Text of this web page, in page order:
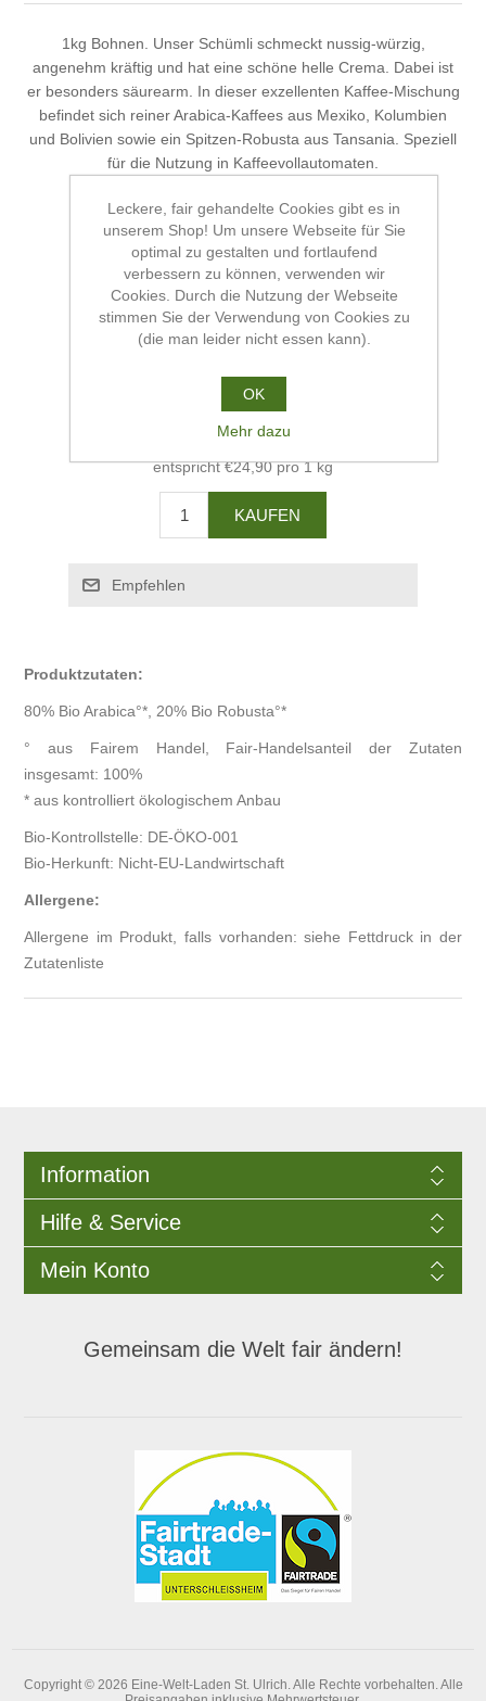
1kg Bohnen. Unser Schümli schmeckt nussig-würzig,
angenehm kräftig und hat eine schöne helle Crema. Dabei ist
er besonders säurearm. In dieser exzellenten Kaffee-Mischung
befindet sich reiner Arabica-Kaffees aus Mexiko, Kolumbien
und Bolivien sowie ein Spitzen-Robusta aus Tansania. Speziell
für die Nutzung in Kaffeevollautomaten.
Geben Sie eine Produktbewertung ab.
Fair-Handelspartner: El Puente
Verfügbarkeit: 2 auf Lager
Alter Preis: €29,90
Preis: €24,90
entspricht €24,90 pro 1 kg
Produktzutaten:
80% Bio Arabica°*, 20% Bio Robusta°*
° aus Fairem Handel, Fair-Handelsanteil der Zutaten
insgesamt: 100%
* aus kontrolliert ökologischem Anbau
Bio-Kontrollstelle: DE-ÖKO-001
Bio-Herkunft: Nicht-EU-Landwirtschaft
Allergene:
Allergene im Produkt, falls vorhanden: siehe Fettdruck in der
Zutatenliste
Information
Hilfe & Service
Mein Konto
Gemeinsam die Welt fair ändern!
Copyright © 2026 Eine-Welt-Laden St. Ulrich. Alle Rechte vorbehalten. Alle
Leckere, fair gehandelte Cookies gibt es in
unserem Shop! Um unsere Webseite für Sie
optimal zu gestalten und fortlaufend
verbessern zu können, verwenden wir
Cookies. Durch die Nutzung der Webseite
stimmen Sie der Verwendung von Cookies zu
(die man leider nicht essen kann).
OK
Mehr dazu